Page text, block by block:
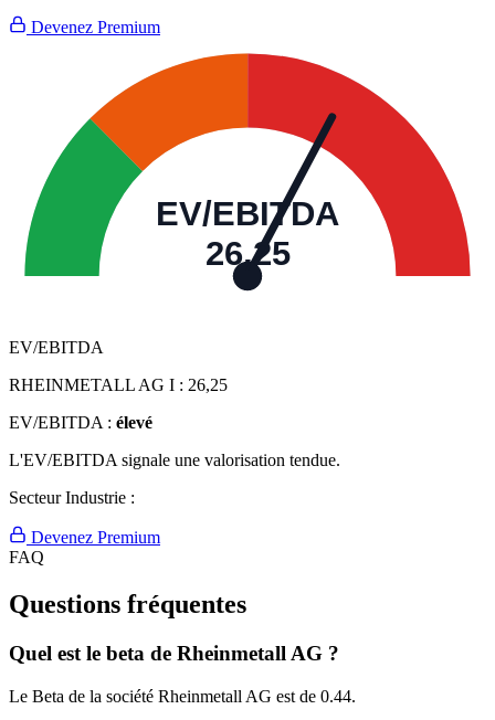
Devenez Premium
EV/EBITDA
26,25
EV/EBITDA
RHEINMETALL AG I : 26,25
EV/EBITDA : élevé
L'EV/EBITDA signale une valorisation tendue.
Secteur Industrie :
Devenez Premium
FAQ
Questions fréquentes
Quel est le beta de Rheinmetall AG ?
Le Beta de la société Rheinmetall AG est de 0.44.